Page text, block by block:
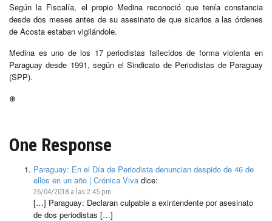
Según la Fiscalía, el propio Medina reconoció que tenía constancia
desde dos meses antes de su asesinato de que sicarios a las órdenes
de Acosta estaban vigilándole.
Medina es uno de los 17 periodistas fallecidos de forma violenta en
Paraguay desde 1991, según el Sindicato de Periodistas de Paraguay
(SPP).
⊕
One Response
Paraguay: En el Día de Periodista denuncian despido de 46 de
ellos en un año | Crónica Viva dice:
26/04/2018 a las 2:45 pm
[…] Paraguay: Declaran culpable a exintendente por asesinato
de dos periodistas […]